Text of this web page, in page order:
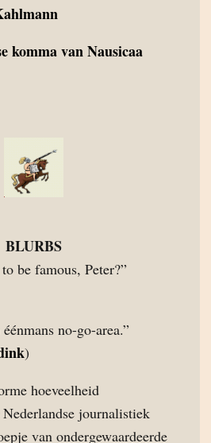
komma van Nausicaa
BLURBS
be famous, Peter?”
no-go-area.”
)
hoeveelheid
journalistiek
van ondergewaardeerde